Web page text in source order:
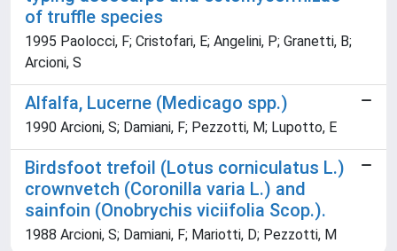
of truffle species
1995 Paolocci, F; Cristofari, E; Angelini, P; Granetti, B;
Arcioni, S
Alfalfa, Lucerne (Medicago spp.)
1990 Arcioni, S; Damiani, F; Pezzotti, M; Lupotto, E
Birdsfoot trefoil (Lotus corniculatus L.)
crownvetch (Coronilla varia L.) and
sainfoin (Onobrychis viciifolia Scop.).
1988 Arcioni, S; Damiani, F; Mariotti, D; Pezzotti, M